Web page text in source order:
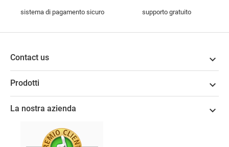
sistema di pagamento sicuro supporto gratuito
Contact us 
Prodotti 
La nostra azienda 